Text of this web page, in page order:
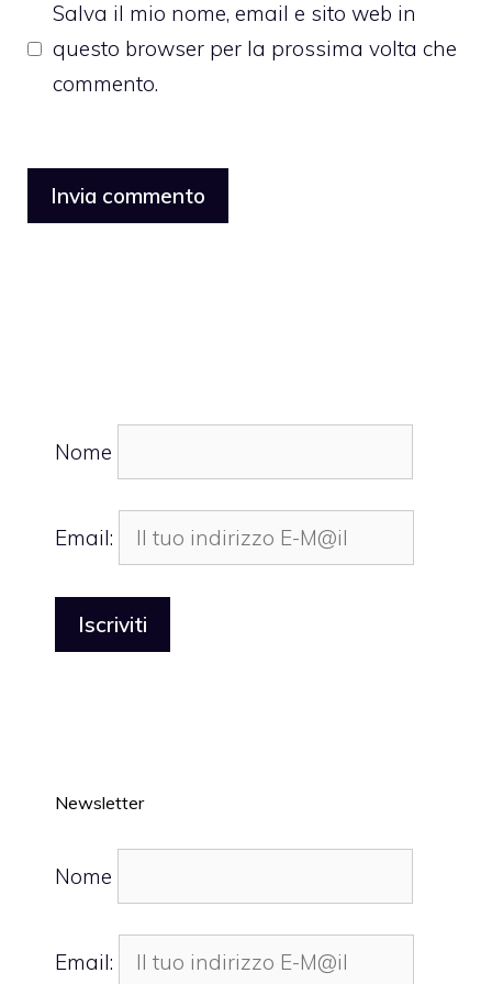
Salva il mio nome, email e sito web in
questo browser per la prossima volta che
commento.
Nome
Email:
Newsletter
Nome
Email: